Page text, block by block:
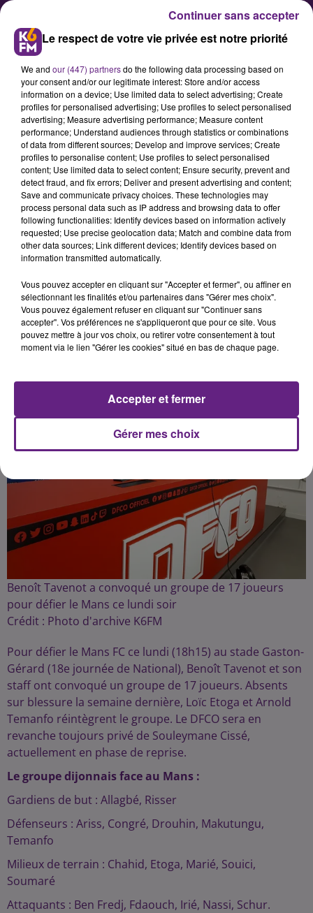
Le DFCO doit se relancer face au
Mans
Après la défaite il y a 10 jours sur la
pelouse de Martigues, les joueurs
du DFCO reçoivent ce lundi soir
l’équipe du Mans au stade Gaston
Publié : 22 janvier 2024 à 8h29 par la rédaction
Benoît Tavenot a convoqué un groupe de 17 joueurs
pour défier le Mans ce lundi soir
Crédit : Photo d'archive K6FM
Pour défier le Mans FC ce lundi (18h15) au stade Gaston-
Gérard (18e journée de National), Benoît Tavenot et son
staff ont convoqué un groupe de 17 joueurs. Absents
sur blessure la semaine dernière, Loïc Etoga et Arnold
Temanfo réintègrent le groupe. Le DFCO sera en
revanche toujours privé de Souleymane Cissé,
actuellement en phase de reprise.
Le groupe dijonnais face au Mans :
Gardiens de but : Allagbé, Risser
Défenseurs : Ariss, Congré, Drouhin, Makutungu,
Temanfo
Milieux de terrain : Chahid, Etoga, Marié, Souici,
Soumaré
Attaquants : Ben Fredj, Fdaouch, Irié, Nassi, Schur.
Le respect de votre vie privée est notre priorité
We and our (447) partnersdo the following data processing based on
your consent and/or our legitimate interest: Store and/or access
information on a device; Use limited data to select advertising; Create
profiles for personalised advertising; Use profiles to select personalised
advertising; Measure advertising performance; Measure content
performance; Understand audiences through statistics or combinations
of data from different sources; Develop and improve services; Create
profiles to personalise content; Use profiles to select personalised
content; Use limited data to select content; Ensure security, prevent and
detect fraud, and fix errors; Deliver and present advertising and content;
Save and communicate privacy choices. These technologies may
process personal data such as IP address and browsing data to offer
following functionalities: Identify devices based on information actively
requested; Use precise geolocation data; Match and combine data from
other data sources; Link different devices; Identify devices based on
information transmitted automatically.
Vous pouvez accepter en cliquant sur "Accepter et fermer", ou affiner en
sélectionnant les finalités et/ou partenaires dans "Gérer mes choix".
Vous pouvez également refuser en cliquant sur "Continuer sans
accepter". Vos préférences ne s'appliqueront que pour ce site. Vous
pouvez mettre à jour vos choix, ou retirer votre consentement à tout
moment via le lien "Gérer les cookies" situé en bas de chaque page.
Gérer mes choix
Accepter et fermer
Continuer sans accepter